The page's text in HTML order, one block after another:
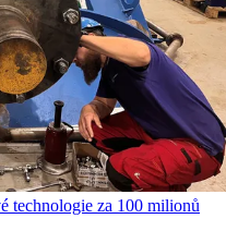
technologie za 100 milionů